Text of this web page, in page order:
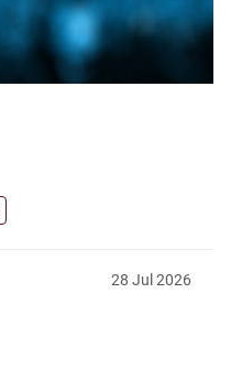
28 Jul 2026